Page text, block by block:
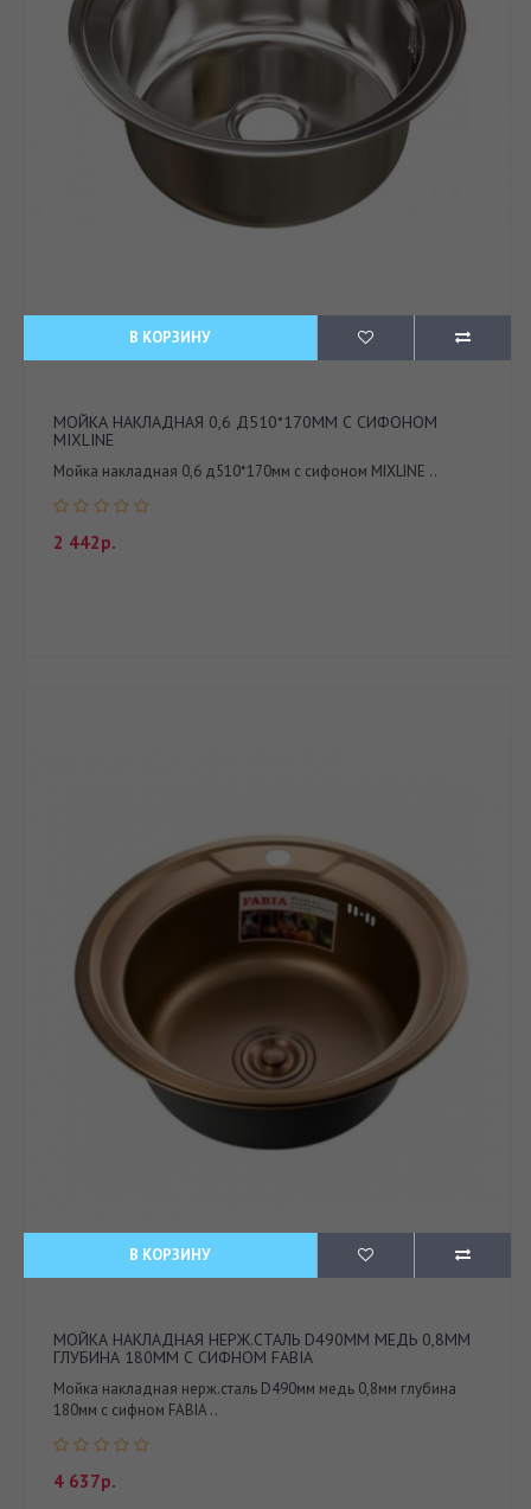
В КОРЗИНУ
МОЙКА НАКЛАДНАЯ 0,6 Д510*170ММ С СИФОНОМ
MIXLINE
Мойка накладная 0,6 д510*170мм с сифоном MIXLINE ..
2 442р.
В КОРЗИНУ
МОЙКА НАКЛАДНАЯ НЕРЖ.СТАЛЬ D490ММ МЕДЬ 0,8ММ
ГЛУБИНА 180ММ С СИФНОМ FABIA
Мойка накладная нерж.сталь D490мм медь 0,8мм глубина
180мм с сифном FABIA ..
4 637р.